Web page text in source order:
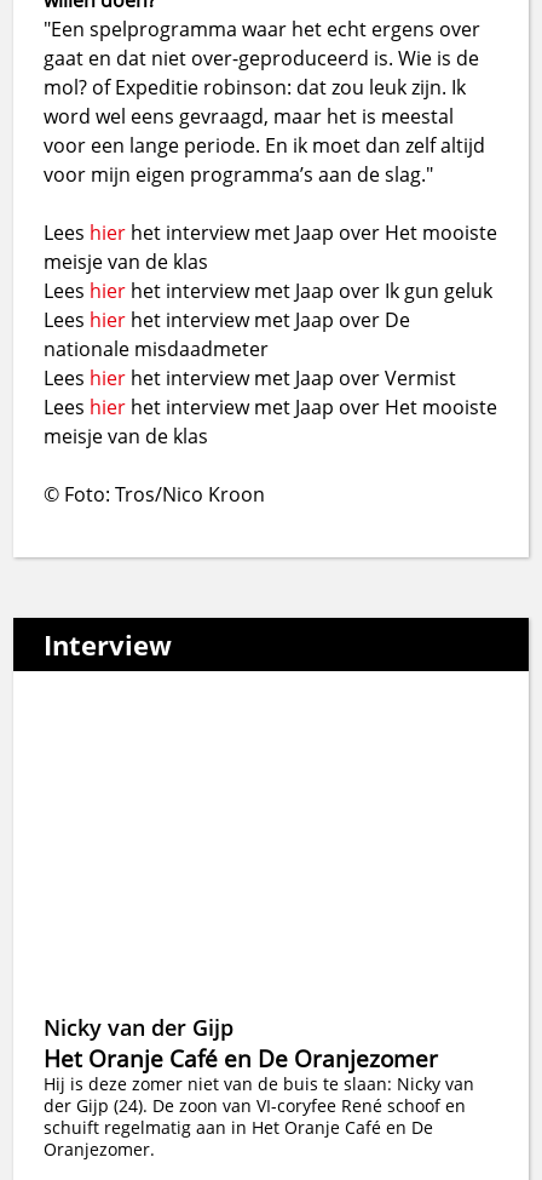
"Een spelprogramma waar het echt ergens over
gaat en dat niet over-geproduceerd is. Wie is de
mol? of Expeditie robinson: dat zou leuk zijn. Ik
word wel eens gevraagd, maar het is meestal
voor een lange periode. En ik moet dan zelf altijd
voor mijn eigen programma’s aan de slag."
Lees hier het interview met Jaap over Het mooiste
meisje van de klas
Lees hier het interview met Jaap over Ik gun geluk
Lees hier het interview met Jaap over De
nationale misdaadmeter
Lees hier het interview met Jaap over Vermist
Lees hier het interview met Jaap over Het mooiste
meisje van de klas
© Foto: Tros/Nico Kroon
Interview
Nicky van der Gijp
Het Oranje Café en De Oranjezomer
Hij is deze zomer niet van de buis te slaan: Nicky van
der Gijp (24). De zoon van VI-coryfee René schoof en
schuift regelmatig aan in Het Oranje Café en De
Oranjezomer.